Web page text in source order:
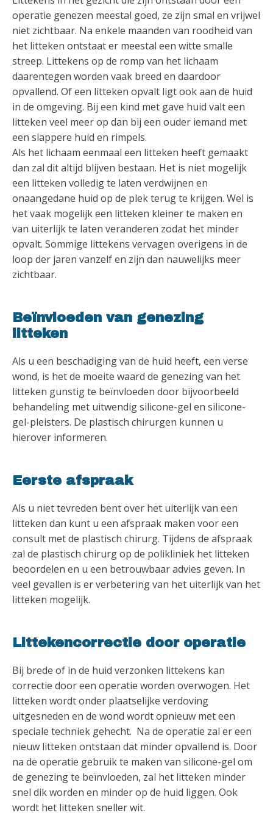
operatie genezen meestal goed, ze zijn smal en vrijwel
niet zichtbaar. Na enkele maanden van roodheid van
het litteken ontstaat er meestal een witte smalle
streep. Littekens op de romp van het lichaam
daarentegen worden vaak breed en daardoor
opvallend. Of een litteken opvalt ligt ook aan de huid
in de omgeving. Bij een kind met gave huid valt een
litteken veel meer op dan bij een ouder iemand met
een slappere huid en rimpels.
Als het lichaam eenmaal een litteken heeft gemaakt
dan zal dit altijd blijven bestaan. Het is niet mogelijk
een litteken volledig te laten verdwijnen en
onaangedane huid op de plek terug te krijgen. Wel is
het vaak mogelijk een litteken kleiner te maken en
van uiterlijk te laten veranderen zodat het minder
opvalt. Sommige littekens vervagen overigens in de
loop der jaren vanzelf en zijn dan nauwelijks meer
zichtbaar.
Beïnvloeden van genezing
litteken
Als u een beschadiging van de huid heeft, een verse
wond, is het de moeite waard de genezing van het
litteken gunstig te beïnvloeden door bijvoorbeeld
behandeling met uitwendig silicone-gel en silicone-
gel-pleisters. De plastisch chirurgen kunnen u
hierover informeren.
Eerste afspraak
Als u niet tevreden bent over het uiterlijk van een
litteken dan kunt u een afspraak maken voor een
consult met de plastisch chirurg. Tijdens de afspraak
zal de plastisch chirurg op de polikliniek het litteken
beoordelen en u een betrouwbaar advies geven. In
veel gevallen is er verbetering van het uiterlijk van het
litteken mogelijk.
Littekencorrectie door operatie
Bij brede of in de huid verzonken littekens kan
correctie door een operatie worden overwogen. Het
litteken wordt onder plaatselijke verdoving
uitgesneden en de wond wordt opnieuw met een
speciale techniek gehecht. Na de operatie zal er een
nieuw litteken ontstaan dat minder opvallend is. Door
na de operatie gebruik te maken van silicone-gel om
de genezing te beïnvloeden, zal het litteken minder
snel dik worden en minder op de huid liggen. Ook
wordt het litteken sneller wit.